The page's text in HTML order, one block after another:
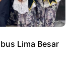
Lima Besar